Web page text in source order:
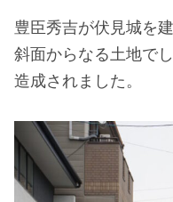
豊臣秀吉が伏見城を
斜面からなる土地で
造成されました。